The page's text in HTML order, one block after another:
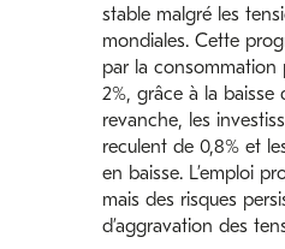
stable malgré les
mondiales. Cette
par la consommation
2%, grâce à la baisse
revanche, les
reculent de 0,8% et
en baisse. L’emploi
mais des risques
d’aggravation des